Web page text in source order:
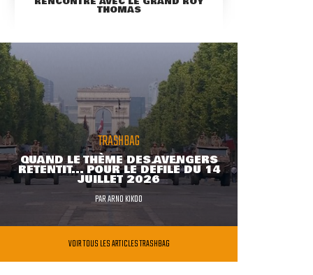
THOMAS
TRASHBAG
QUAND LE THÈME DES AVENGERS
RETENTIT... POUR LE DÉFILÉ DU 14
JUILLET 2026
PARARNO KIKOO
VOIR TOUS LES ARTICLES TRASHBAG